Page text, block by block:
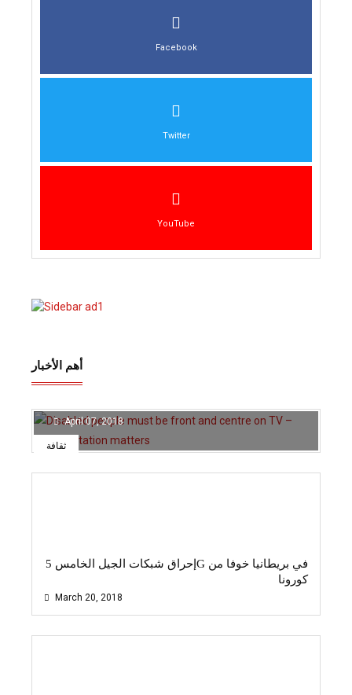
Facebook
Twitter
YouTube
أهم الأخبار
ثقافة
April 07, 2018
إحراق شبكات الجيل الخامس 5G في بريطانيا خوفا من
كورونا
March 20, 2018